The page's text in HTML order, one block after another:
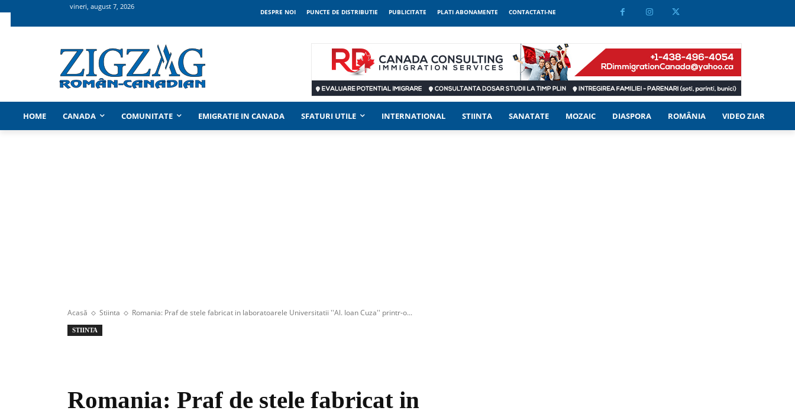
vineri, august 7, 2026
DESPRE NOI PUNCTE DE DISTRIBUTIE PUBLICITATE PLATI ABONAMENTE CONTACTATI-NE
HOME CANADA COMUNITATE EMIGRATIE IN CANADA SFATURI UTILE INTERNATIONAL STIINTA SANATATE MOZAIC DIASPORA ROMÂNIA VIDEO ZIAR
Acasă Stiinta Romania: Praf de stele fabricat in laboratoarele Universitatii ''Al. Ioan Cuza'' printr-o...
STIINTA
Romania: Praf de stele fabricat in